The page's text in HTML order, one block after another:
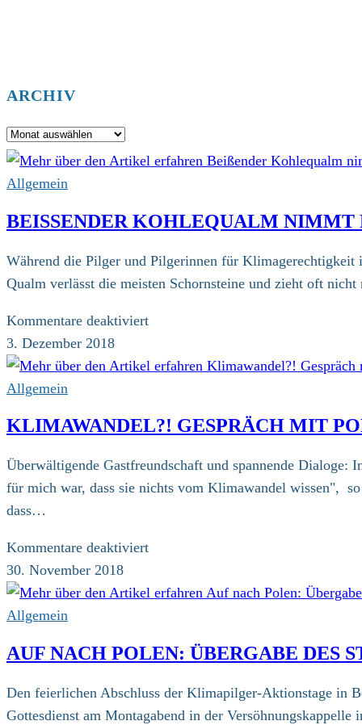
ARCHIV
Archiv
Allgemein
BEISSENDER KOHLEQUALM NIMMT
Während die Pilger und Pilgerinnen für
Qualm verlässt die meisten Schornsteine und zieht oft
Kommentare deaktiviertfür
Kohlequalm
den
den
3. Dezember 2018
Allgemein
KLIMAWANDEL?! GESPRÄCH MIT
Überwältigende Gastfreundschaft und spannende Dialoge:
für mich war, dass sie nichts vom Klimawandel wissen",
dass…
Kommentare deaktiviertfür
Gespräch
Schüler/innen
30. November 2018
Allgemein
AUF NACH POLEN: ÜBERGABE DES
Den feierlichen Abschluss der Klimapilger-Aktionstage in
Gottesdienst am Montagabend in der